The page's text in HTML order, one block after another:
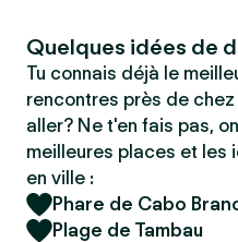
Quelques idées de
Tu connais déjà le
rencontres près de
aller? Ne t'en fais pas,
meilleures places et les
en ville :
Phare de Cabo
Plage de Tambau